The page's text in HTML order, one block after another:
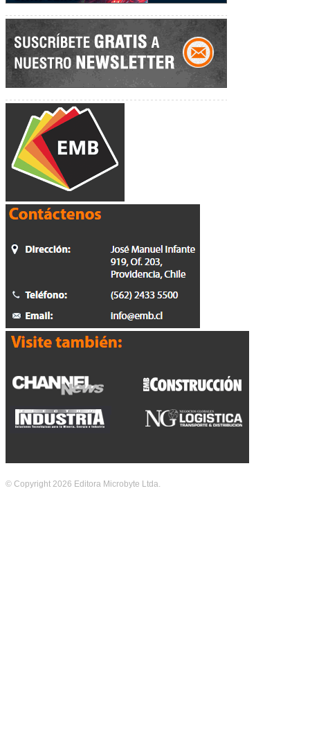
© Copyright 2026 Editora Microbyte Ltda.